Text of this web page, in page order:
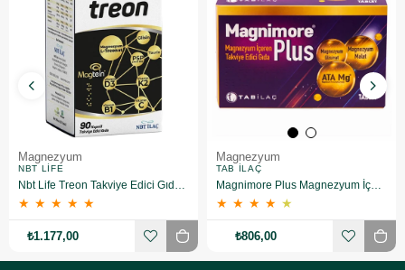
Magnezyum
NBT LIFE
Nbt Life Treon Takviye Edici Gıda 90 Kapsül
★ ★ ★ ★ ★
₺1.177,00
Magnezyum
TAB İLAÇ
Magnimore Plus Magnezyum İçeren Takviye Edici Gıda 60 Kapsül
★ ★ ★ ★ ★
₺806,00